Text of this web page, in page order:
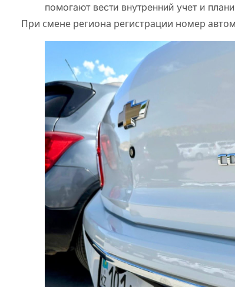
помогают вести внутренний учет и
При смене региона регистрации номер